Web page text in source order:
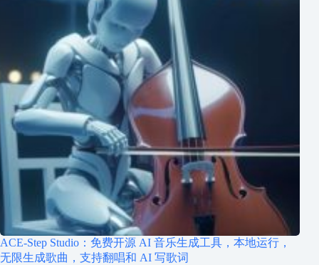
ACE-Step Studio：免费开源 AI 音乐生成工具，本地运行，
无限生成歌曲，支持翻唱和 AI 写歌词